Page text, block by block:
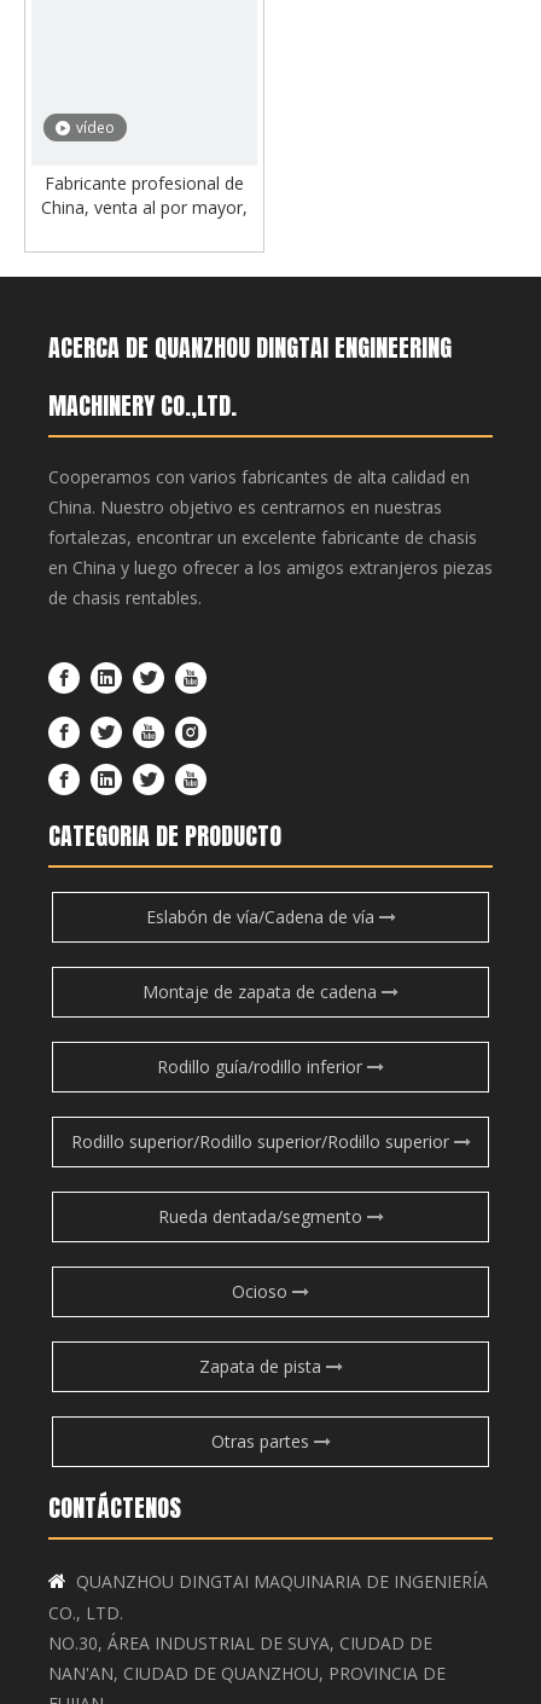
vídeo
Fabricante profesional de
China, venta al por mayor,
roca personalizado para
cubo Komatsu PC300 PC200
ACERCA DE QUANZHOU DINGTAI ENGINEERING
MACHINERY CO.,LTD.
Cooperamos con varios fabricantes de alta calidad en
China. Nuestro objetivo es centrarnos en nuestras
fortalezas, encontrar un excelente fabricante de chasis
en China y luego ofrecer a los amigos extranjeros piezas
de chasis rentables.
CATEGORIA DE PRODUCTO
Eslabón de vía/Cadena de vía
Montaje de zapata de cadena
Rodillo guía/rodillo inferior
Rodillo superior/Rodillo superior/Rodillo superior
Rueda dentada/segmento
Ocioso
Zapata de pista
Otras partes
CONTÁCTENOS

QUANZHOU DINGTAI MAQUINARIA DE INGENIERÍA
CO., LTD.
NO.30, ÁREA INDUSTRIAL DE SUYA, CIUDAD DE
NAN'AN, CIUDAD DE QUANZHOU, PROVINCIA DE